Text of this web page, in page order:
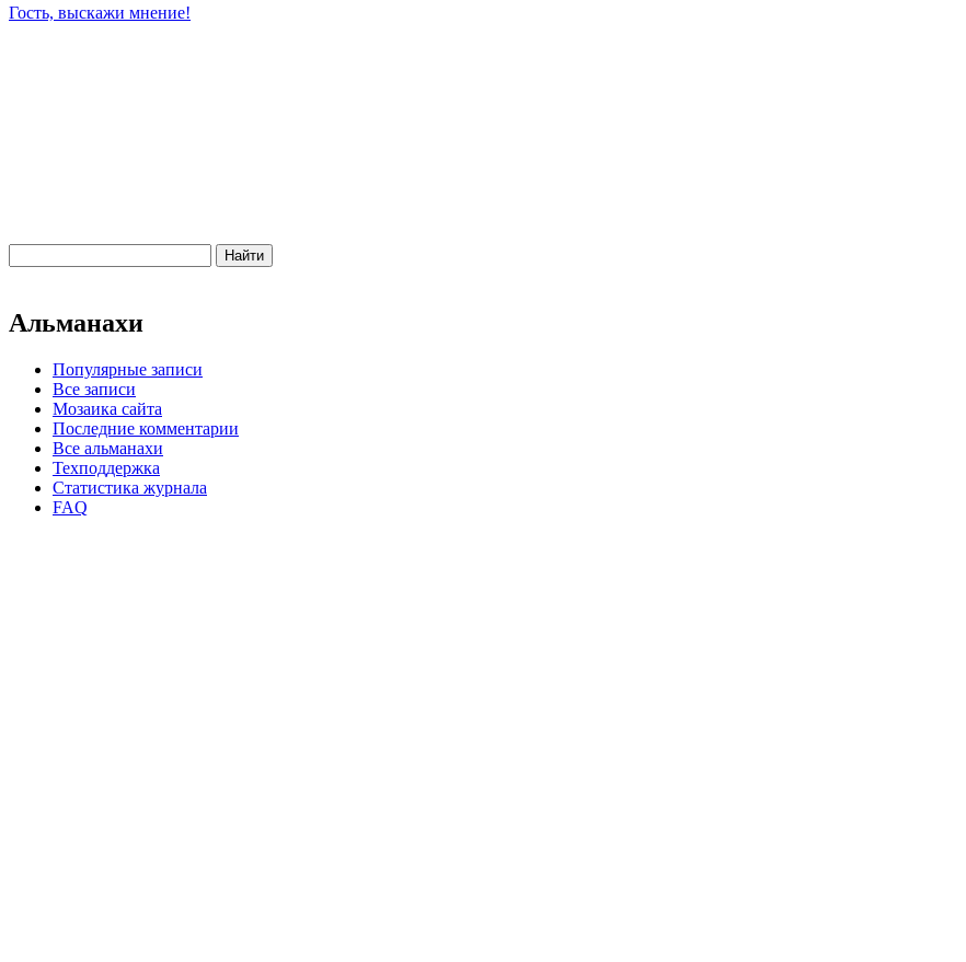
Гость, выскажи мнение!
Альманахи
Популярные записи
Все записи
Мозаика сайта
Последние комментарии
Все альманахи
Техподдержка
Статистика журнала
FAQ